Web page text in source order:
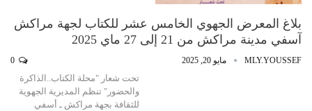
بلاغ المعرض الجهوي الخامس عشر للكتاب لجهة مراكش
آسفي مدينة مراكش من 21 إلى 27 ماي 2025
MLY.YOUSSEF مايو 20, 2025
تحت شعار "محلة الكتاب..الذاكرة
والحضور" تنظم المديرية الجهوية
للثقافة بجهة مراكش ـ أسفي